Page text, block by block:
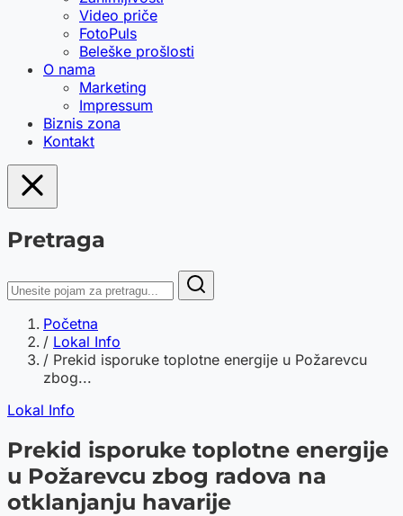
Video priče
FotoPuls
Beleške prošlosti
O nama
Marketing
Impressum
Biznis zona
Kontakt
Pretraga
Početna
/ Lokal Info
/ Prekid isporuke toplotne energije u Požarevcu
zbog...
Lokal Info
Prekid isporuke toplotne energije
u Požarevcu zbog radova na
otklanjanju havarije